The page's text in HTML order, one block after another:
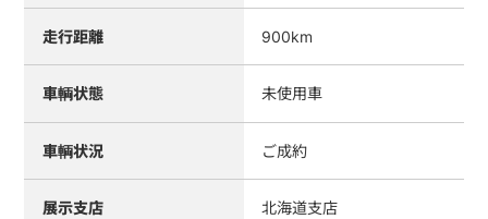
走行距離 900km
車輌状態 未使用車
車輌状況 ご成約
展示支店 北海道支店